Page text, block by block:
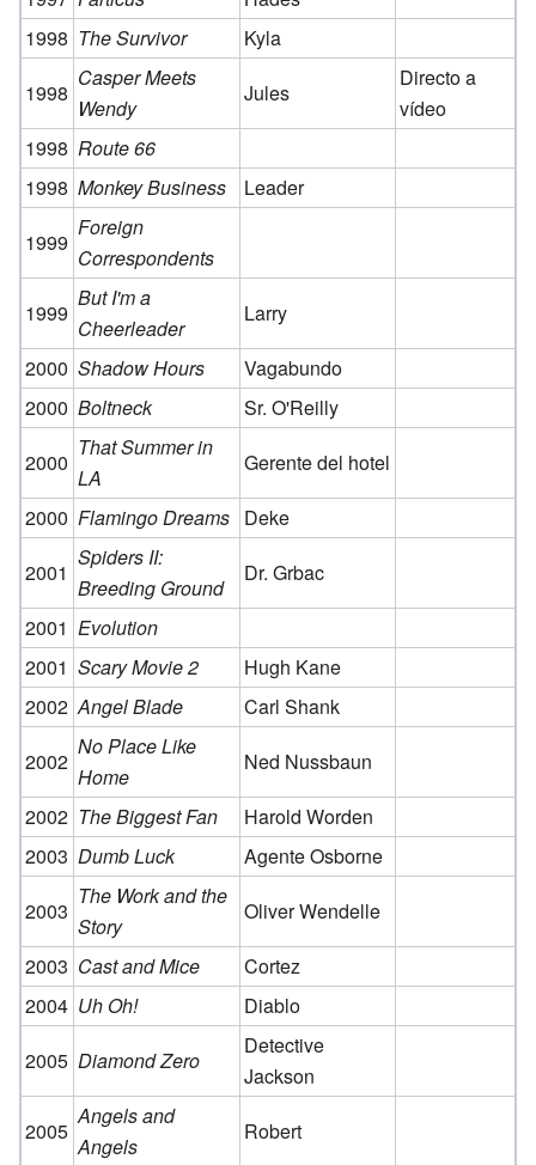
1998 The Survivor
Kyla
1998
Casper Meets
Wendy
Jules
Directo a
vídeo
1998 Route 66
1998 Monkey Business
Leader
1999
Foreign
Correspondents
1999
But I'm a
Cheerleader
Larry
2000 Shadow Hours
Vagabundo
2000 Boltneck
Sr. O'Reilly
2000
That Summer in
LA
Gerente del hotel
2000 Flamingo Dreams Deke
2001
Spiders II:
Breeding Ground
Dr. Grbac
2001 Evolution
2001 Scary Movie 2
Hugh Kane
2002 Angel Blade
Carl Shank
2002
No Place Like
Home
Ned Nussbaun
2002 The Biggest Fan
Harold Worden
2003 Dumb Luck
Agente Osborne
2003
The Work and the
Story
Oliver Wendelle
2003 Cast and Mice
Cortez
2004 Uh Oh!
Diablo
2005 Diamond Zero
Detective
Jackson
2005
Angels and
Angels
Robert